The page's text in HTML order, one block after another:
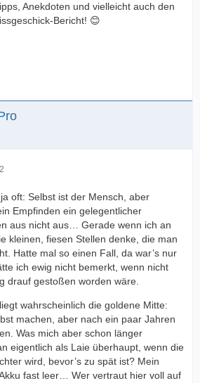
Anekdoten und vielleicht auch den
Bericht! 😊
oft: Selbst ist der Mensch, aber
Empfinden ein gelegentlicher
aus nicht aus… Gerade wenn ich an
kleinen, fiesen Stellen denke, die man
Hatte mal so einen Fall, da war’s nur
ich ewig nicht bemerkt, wenn nicht
drauf gestoßen worden wäre.
wahrscheinlich die goldene Mitte:
machen, aber nach ein paar Jahren
Was mich aber schon länger
eigentlich als Laie überhaupt, wenn die
wird, bevor’s zu spät ist? Mein
fast leer… Wer vertraut hier voll auf